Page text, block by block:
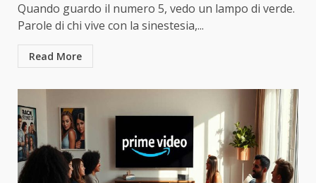
Quando guardo il numero 5, vedo un lampo di verde.
Parole di chi vive con la sinestesia,...
Read More